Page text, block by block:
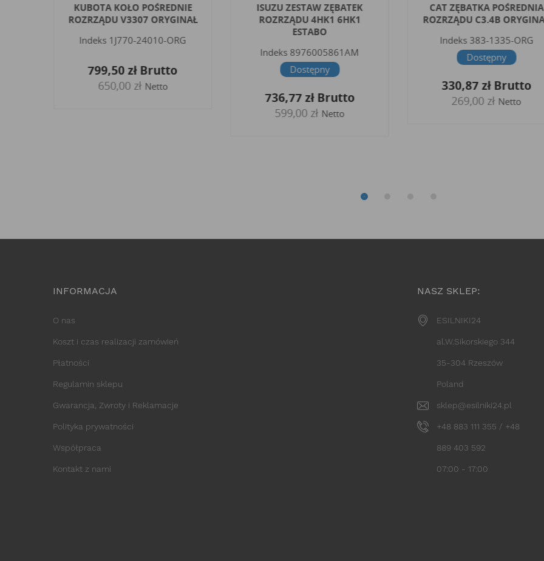
KUBOTA KOŁO POŚREDNIE
ROZRZĄDU V3307 ORYGINAŁ
Indeks 1J770-24010-ORG
799,50 złBrutto
650,00 zł Netto
ISUZU ZESTAW ZĘBATEK
ROZRZĄDU 4HK1 6HK1
ESTABO
Indeks 8976005861AM
Dostępny
736,77 złBrutto
599,00 zł Netto
CAT ZĘBATKA POŚREDNIA
ROZRZĄDU C3.4B
Indeks 383-1335-ORG
Dostępny
330,87 złBrutto
269,00 zł Netto
INFORMACJA
O nas
Koszt i czas realizacji zamówień
Płatności
Regulamin sklepu
Gwarancja, Zwroty i Reklamacje
Polityka prywatności
Współpraca
Kontakt z nami
NASZ SKLEP:
ESILNIKI24
al.W.Sikorskiego 344
35-304 Rzeszów
Poland
sklep@esilniki24.pl
+48 883 111 355 / +48
889 403 592
07:00 - 17:00